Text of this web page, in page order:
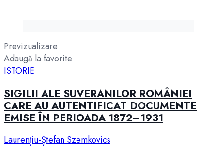
Previzualizare
Adaugă la favorite
ISTORIE
SIGILII ALE SUVERANILOR ROMÂNIEI
CARE AU AUTENTIFICAT DOCUMENTE
EMISE ÎN PERIOADA 1872–1931
Laurențiu-Ștefan Szemkovics